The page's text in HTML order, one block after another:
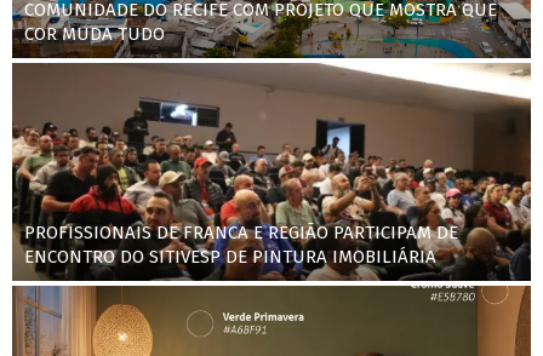
COMUNIDADE DO RECIFE COM PROJETO QUE MOSTRA QUE
COR MUDA TUDO
PROFISSIONAIS DE FRANCA E REGIÃO PARTICIPAM DE
ENCONTRO DO SITIVESP DE PINTURA IMOBILIÁRIA